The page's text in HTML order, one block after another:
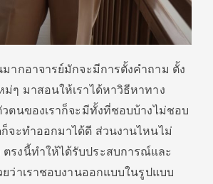
มากอาจารย์มักจะมีการตั้งคำถาม ตั้ง
ๆ มาสอนให้เราได้หาวิธีหาทาง
ตนของเราก็จะมีทั้งที่ชอบบ้างไม่ชอบ
จะทำออกมาได้ดี ส่วนงานไหนไม่
รงนี้ทำให้ได้รับประสบการณ์และ
ยว่าเราชอบงานออกแบบในรูปแบบ